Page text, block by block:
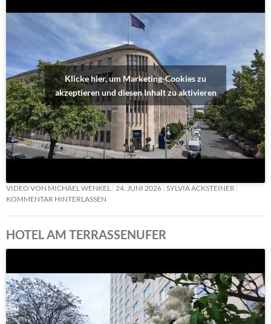
Klicke hier, um Marketing-Cookies zu
akzeptieren und diesen Inhalt zu aktivieren
VIDEO VON MICHAEL WENKEL 24. JUNI 2026 SYLVIA ACKSTEINER
KOMMENTAR HINTERLASSEN
HOTEL AM TERRASSENUFER